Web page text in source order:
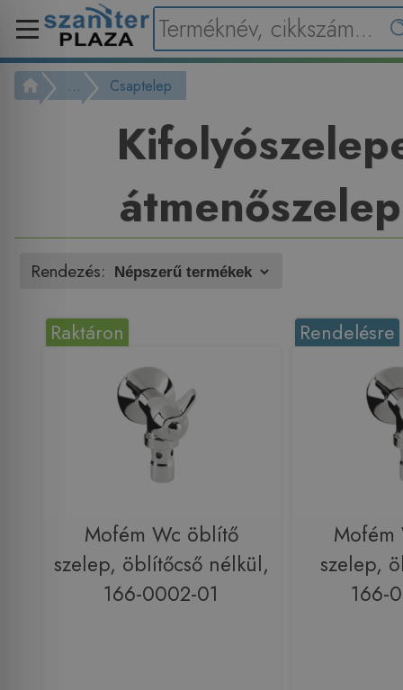
... Csaptelep
Rendezés:
Raktáron
Mofém Wc öblítő
szelep, öblítőcső nélkül,
166-0002-01
Rendelésre
szelep,
166-